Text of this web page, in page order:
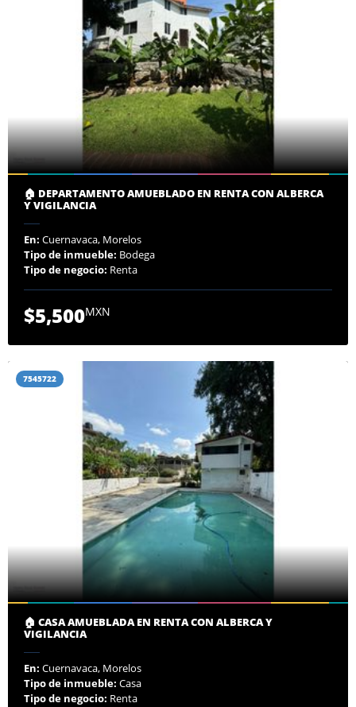
🏠 DEPARTAMENTO AMUEBLADO EN RENTA CON ALBERCA
Y VIGILANCIA
En: Cuernavaca, Morelos
Tipo de inmueble: Bodega
Tipo de negocio: Renta
$5,500MXN
7545722
🏠 CASA AMUEBLADA EN RENTA CON ALBERCA Y
VIGILANCIA
En: Cuernavaca, Morelos
Tipo de inmueble: Casa
Tipo de negocio: Renta